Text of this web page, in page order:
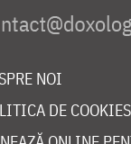
NOI
DE COOKIES